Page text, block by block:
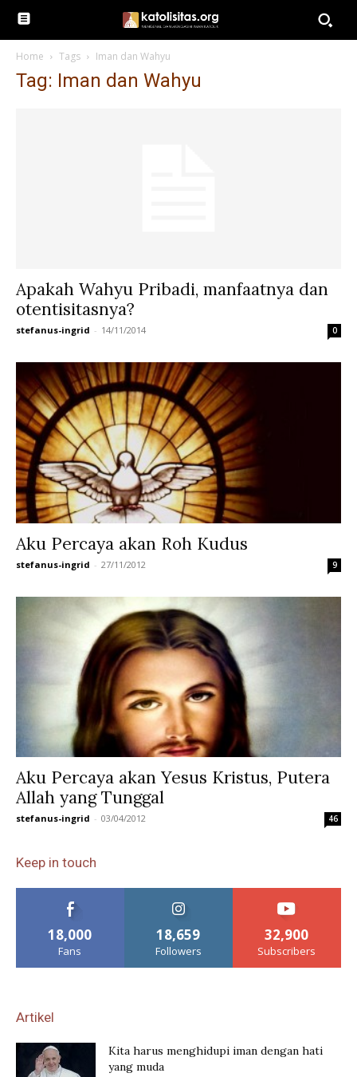
Home Tags Iman dan Wahyu
Tag: Iman dan Wahyu
Apakah Wahyu Pribadi, manfaatnya dan
otentisitasnya?
stefanus-ingrid - 14/11/2014 0
Aku Percaya akan Roh Kudus
stefanus-ingrid - 27/11/2012 9
Aku Percaya akan Yesus Kristus, Putera
Allah yang Tunggal
stefanus-ingrid - 03/04/2012 46
Keep in touch
18,000
Fans
18,659
Followers
32,900
Subscribers
Artikel
Kita harus menghidupi iman dengan hati
yang muda